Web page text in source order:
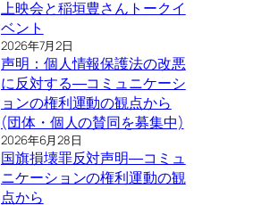
上映会と稲垣豊さんトークイ
ベント
2026年7月2日
声明：個人情報保護法の改悪
に反対する―コミュニケーシ
ョンの権利運動の観点から
(団体・個人の賛同を募集中)
2026年6月28日
国旗損壊罪反対声明―コミュ
ニケーションの権利運動の観
点から